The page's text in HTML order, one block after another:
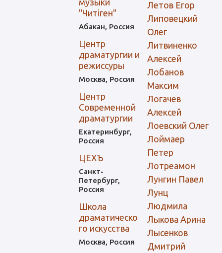
"Читiген"
Абакан, Россия
Центр
драматургии и
режиссуры
Москва, Россия
Центр
Современной
драматургии
Екатеринбург,
Россия
ЦЕХЪ
Санкт-
Петербург,
Россия
Школа
драматическо
го искусства
Москва, Россия
Летов Егор
Липовецкий
Олег
Литвиненко
Алексей
Лобанов
Максим
Логачев
Алексей
Лоевский Олег
Лоймаер
Петер
Лотреамон
Лунгин Павел
Лунц
Людмила
Лыкова Арина
Лысенков
Дмитрий